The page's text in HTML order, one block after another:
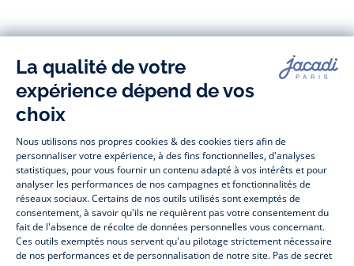
Paris
Paris
Paris
Paris
vêtements et chaussures, à la fois élégants et intemporels. Retrouvez,
entre autres, nos collections de body, blouse et combinaison pour les
nouveaux-nés, de t-shirt, pull et short pour lesbébés
chaussettes et accessoires pour les
enfants
Découvrez nos collections mode et tendance pour filles et garçons.
des idéescadeaux de Noël. Un heureux événement est arrivé ?
Retrouvez nos idéescadeaux de naissance. Bénéficiez également de
prix réduits avec nos collections spéciales devêtements enfants en
soldes
et de notre collection Outlet toute l’année. Guettez les promotions
Prix Doux, une opération spéciale Jacadi avec des vêtements enfant à
prix tout ronds. Adhérez au programme de Fidélité Jacadi afin de profiter
desventes privées. Retrouvez la collectionLes Essentielset ses
vêtements emblématiques aux couleurs de la marque, la collection
Sport Chicaussi innovante qu'élégante, ainsi queles Petits tricotspour
compléter le vestiaire de bébé. Pour passer l’automne et l’hiver au